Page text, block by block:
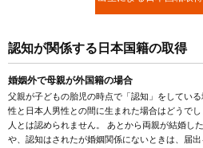
認知が関係する日本国籍の取得
婚姻外で母親が外国籍の場合
父親が子どもの胎児の時点で「認知」をしてい
性と日本人男性との間に生まれた場合はどうで
人とは認められません。 あとから両親が結婚し
や、認知はされたが婚姻関係にないときは、届